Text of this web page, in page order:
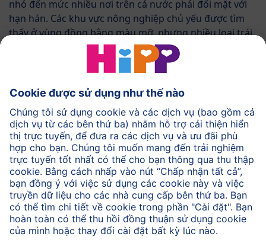
nhỏ đến mức nhiều nơi trên cả nước phải đối mặt với
hạn hán. Các khu vực nông nghiệp chủ yếu được tìm
thấy ở vùng đồng bằng màu mỡ, nhưng nhiều loại trái
cây cũng mọc trong các khu rừng mưa nhiệt đới ở
miền nam, chẳng hạn như xoài hữu cơ HiPP.